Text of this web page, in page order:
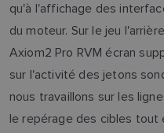
qu'à l'affichage des
du moteur. Sur le jeu
Axiom2 Pro RVM écran
sur l'activité des jetons
nous travaillons sur les
le repérage des cibles